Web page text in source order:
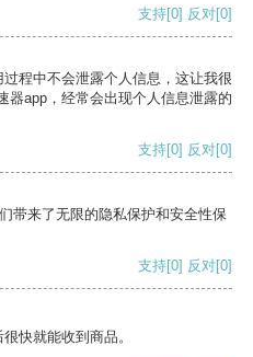
支持[0] 反对[0]
程中不会泄露个人信息，这让我很
器app，经常会出现个人信息泄露的
支持[0] 反对[0]
带来了无限的隐私保护和安全性保
支持[0] 反对[0]
快就能收到商品。